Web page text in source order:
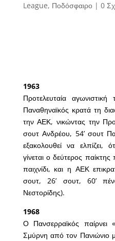
League, Ποδόσφαιρο| 0
1963
Προτελευταία
Παναθηναϊκός κρατά τη
την ΑΕΚ, νικώντας την
σουτ Ανδρέου, 54’ σουτ
εξακολουθεί να
γίνεται ο δεύτερος
παιχνίδι, και η ΑΕΚ
σουτ, 26’ σουτ, 60’
Νεστορίδης).
1968
Ο Πανσερραϊκός παίρνει
Σμύρνη από τον Πανιώνιο